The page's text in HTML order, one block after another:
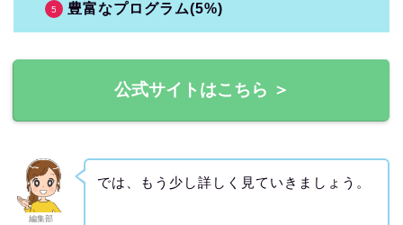
豊富なプログラム(5%)
公式サイトはこちら ＞
編集部
では、もう少し詳しく見ていきましょう。